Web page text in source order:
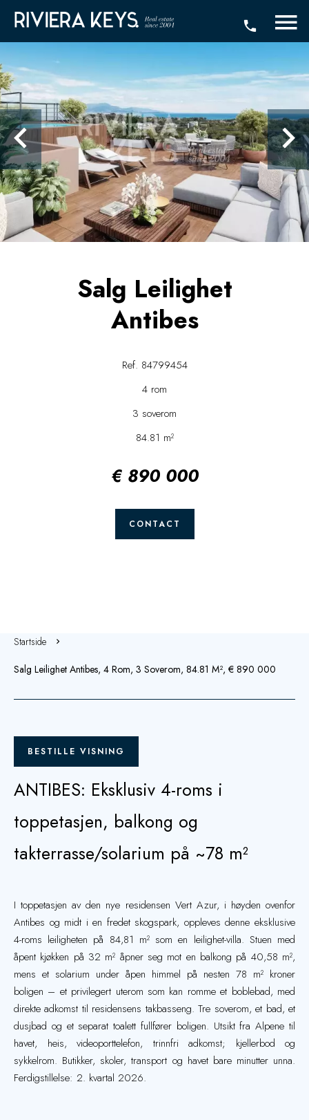
Salg Leilighet
Antibes
Ref. 84799454
4 rom
3 soverom
84.81 m²
€ 890 000
CONTACT
Startside
Salg Leilighet Antibes, 4 Rom, 3 Soverom, 84.81 M², € 890 000
BESTILLE VISNING
ANTIBES: Eksklusiv 4-roms i
toppetasjen, balkong og
takterrasse/solarium på ~78 m²
I toppetasjen av den nye residensen Vert Azur, i høyden ovenfor
Antibes og midt i en fredet skogspark, oppleves denne eksklusive
4-roms leiligheten på 84,81 m² som en leilighet-villa. Stuen med
åpent kjøkken på 32 m² åpner seg mot en balkong på 40,58 m²,
mens et solarium under åpen himmel på nesten 78 m² kroner
boligen – et privilegert uterom som kan romme et boblebad, med
direkte adkomst til residensens takbasseng. Tre soverom, et bad, et
dusjbad og et separat toalett fullfører boligen. Utsikt fra Alpene til
havet, heis, videoporttelefon, trinnfri adkomst; kjellerbod og
sykkelrom. Butikker, skoler, transport og havet bare minutter unna.
Ferdigstillelse: 2. kvartal 2026.